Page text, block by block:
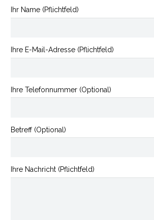
Ihr Name (Pflichtfeld)
Ihre E-Mail-Adresse (Pflichtfeld)
Ihre Telefonnummer (Optional)
Betreff (Optional)
Ihre Nachricht (Pflichtfeld)